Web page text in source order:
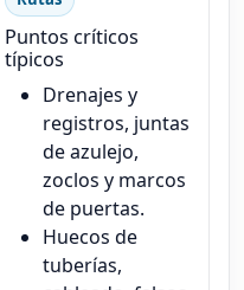
Puntos críticos
típicos
Drenajes y
registros, juntas
de azulejo,
zoclos y marcos
de puertas.
Huecos de
tuberías,